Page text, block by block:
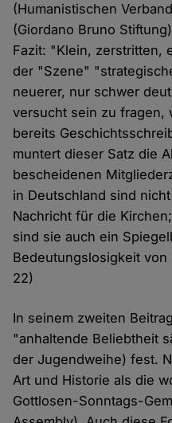
(Humanistischen
(Giordano Bruno
Fazit: "Klein, zerstritten,
der "Szene"
neuerer, nur schwer
versucht sein zu fragen,
bereits
muntert dieser Satz die
bescheidenen
in Deutschland sind
Nachricht für die
sind sie auch ein
Bedeutungslosigkeit
22)
In seinem zweiten
"anhaltende Beliebtheit
der Jugendweihe) fest.
Art und Historie als die
Gottlosen-Sonntags-